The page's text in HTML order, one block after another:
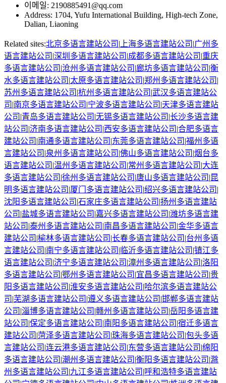
이메일: 2190885491@qq.com
Address: 1704, Yufu International Building, High-tech Zone,
Dalian, Liaoning
Related sites:北京多语言建站公司 | 上海多语言建站公司 |广州 多
语言建站公司 |深圳 多语言建站公司 |成都多语言建站公司 |重庆
多语言建站公司 |沧州 多语言建站公司 |廊坊多语言建站公司 |衡
水多语言建站公司 |太原多语言建站公司 |郑州 多语言建站公司 |
苏州 多语言建站公司 |杭州 多语言建站公司 |武汉多语言建站公
司 |南京多语言建站公司 |宁波多语言建站公司 |天津多语言建站
公司 |青岛多语言建站公司 |无锡多语言建站公司 |长沙多语言建
站公司 |济南多语言建站公司 |西安多语言建站公司 |合肥多语言
建站公司 |南通多语言建站公司 |东莞多语言建站公司 |福州 多语
言建站公司 |泉州 多语言建站公司 |佛山多语言建站公司 |烟台多
语言建站公司 |温州 多语言建站公司 |常州 多语言建站公司 |大连
多语言建站公司 |徐州 多语言建站公司 |唐山多语言建站公司 |昆
明多语言建站公司 |厦门 多语言建站公司 |绍兴多语言建站公司 |
沈阳多语言建站公司 |石家庄多语言建站公司 |扬州 多语言建站
公司 |盐城多语言建站公司 |嘉兴多语言建站公司 |潍坊多语言建
站公司 |泰州 多语言建站公司 |南昌多语言建站公司 |金华多语言
建站公司 |榆林多语言建站公司 |长春多语言建站公司 |台州 多语
言建站公司 |南宁多语言建站公司 | 临沂多语言建站公司 |镇江多
语言建站公司 |济宁多语言建站公司 |漳州 多语言建站公司 |洛阳
多语言建站公司 |鄂州 多语言建站公司 |宜昌多语言建站公司 |贵
阳多语言建站公司 |淮安多语言建站公司 |哈尔滨多语言建站公
司 |芜湖多语言建站公司 |遵义多语言建站公司 |邯郸多语言建站
公司 |淄博多语言建站公司 |赣州 多语言建站公司 |岳阳多语言建
站公司 |保定多语言建站公司 |南阳多语言建站公司 |宿迁多语言
建站公司 |菏泽多语言建站公司 |珠海多语言建站公司 |包头多语
言建站公司 |连云港多语言建站公司 |东营多语言建站公司 |绵阳
多语言建站公司 |潮州 多语言建站公司 |衡阳多语言建站公司 |滁
州 多语言建站公司 |九江多语言建站公司 |呼和浩特多语言建站